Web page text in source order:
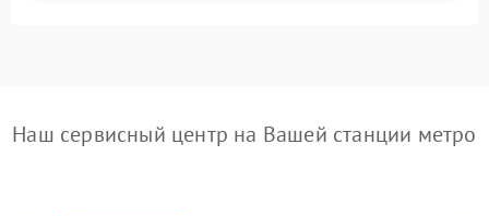
Наш сервисный центр на Вашей станции метро